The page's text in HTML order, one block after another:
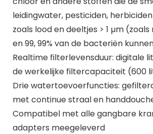
leidingwater, pesticiden,
zoals lood en deeltjes > 1 µm
en 99, 99% van de bacteriën
Realtime filterlevensduur: digitale
de werkelijke filtercapaciteit (600
Drie watertoevoerfuncties:
met continue straal en
Compatibel met alle gangbare
adapters meegeleverd